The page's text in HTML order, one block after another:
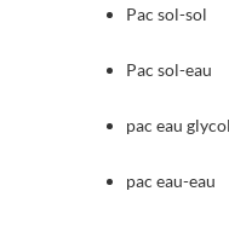
Pac sol-sol
Pac sol-eau
pac eau
pac eau-eau